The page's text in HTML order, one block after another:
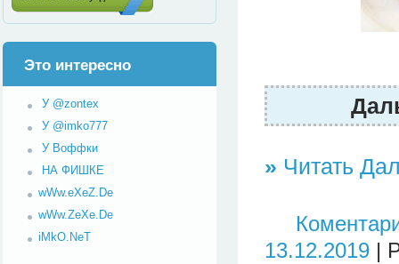
» Читать
13.12.2019 |
Регистрация (всего за 10
Это интересно
У @zontex
У @imko777
У Воффки
НА ФИШКЕ
wWw.eXeZ.De
wWw.ZeXe.De
iMkO.NeT